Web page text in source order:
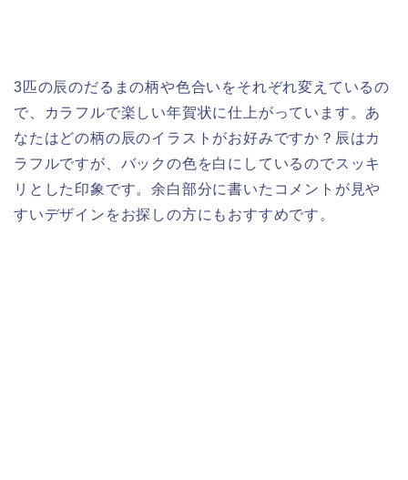
3匹の辰のだるまの柄や色合いをそれぞれ変えているの
で、カラフルで楽しい年賀状に仕上がっています。あ
なたはどの柄の辰のイラストがお好みですか？辰はカ
ラフルですが、バックの色を白にしているのでスッキ
リとした印象です。余白部分に書いたコメントが見や
すいデザインをお探しの方にもおすすめです。